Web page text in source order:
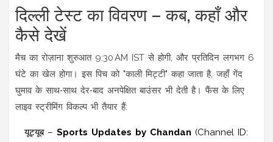
दिल्ली टेस्ट का विवरण – कब, कहाँ और
कैसे देखें
मैच का रोज़ाना शुरुआत 9:30 AM IST से होगी, और प्रतिदिन लगभग 6
घंटे का खेल होगा। इस पिच को "काली मिट्टी" कहा जाता है, जहाँ गेंद
घुमाव के साथ‑साथ देर‑बाद अनपेक्षित बाउंसर भी देती है। फैंस के लिए
लाइव स्ट्रीमिंग विकल्प भी तैयार हैं:
यूट्यूब – Sports Updates by Chandan (Channel ID: